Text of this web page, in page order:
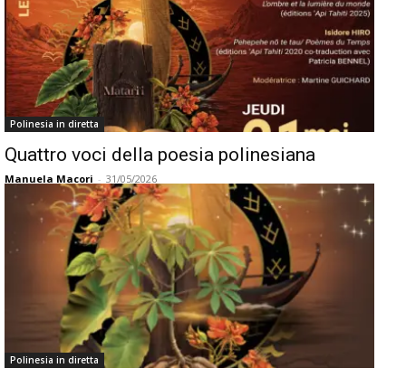
Polinesia in diretta
Quattro voci della poesia polinesiana
Manuela Macori - 31/05/2026
Polinesia in diretta